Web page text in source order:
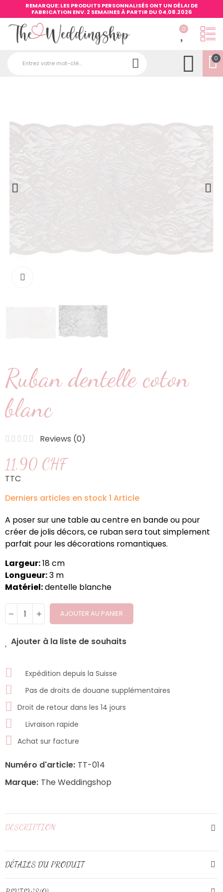
REMARQUE: LES PRODUITS PERSONNALISÉS ONT UN DÉLAI DE
FABRICATION ENV. 2 SEMAINES À PARTIR DU 04.08.2026
0
0
Ruban dentelle coton
blanc
Reviews (0)
11,90 CHF
TTC
Derniers articles en stock1 Article
A poser sur une table au centre en bande ou pour
créer de jolis décors, ce ruban sera tout simplement
parfait pour les décorations romantiques.
Largeur:18 cm
Longueur:3 m
Matériel:dentelle blanche
AJOUTER AU PANIER
Ajouter à la liste de souhaits
Expédition depuis la Suisse
Pas de droits de douane supplémentaires
Droit de retour dans les 14 jours
Livraison rapide
Achat sur facture
Numéro d'article: TT-014
Marque: The Weddingshop
DESCRIPTION
DÉTAILS DU PRODUIT